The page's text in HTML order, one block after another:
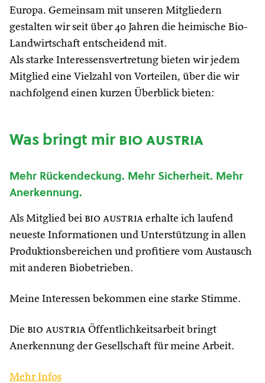
Europa. Gemeinsam mit unseren Mitgliedern
gestalten wir seit über 40 Jahren die heimische Bio-
Landwirtschaft entscheidend mit.
Als starke Interessensvertretung bieten wir jedem
Mitglied eine Vielzahl von Vorteilen, über die wir
nachfolgend einen kurzen Überblick bieten:
Was bringt mirbio austria
Mehr Rückendeckung. Mehr Sicherheit. Mehr
Anerkennung.
Als Mitglied bei bio austria erhalte ich laufend
neueste Informationen und Unterstützung in allen
Produktionsbereichen und profitiere vom Austausch
mit anderen Biobetrieben.
Meine Interessen bekommen eine starke Stimme.
Die bio austria Öffentlichkeitsarbeit bringt
Anerkennung der Gesellschaft für meine Arbeit.
Mehr Infos